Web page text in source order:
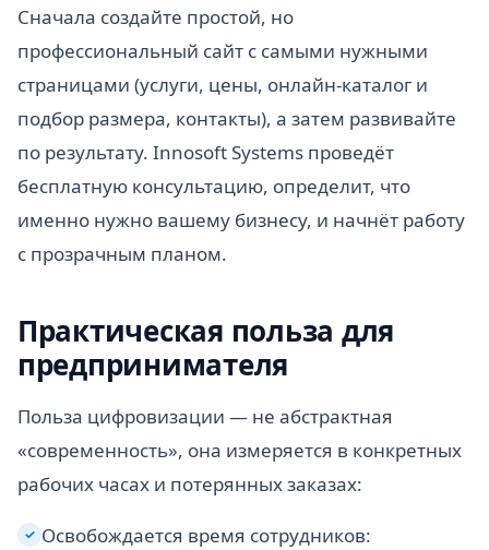
Сначала создайте простой, но
профессиональный сайт с самыми нужными
страницами (услуги, цены, онлайн-каталог и
подбор размера, контакты), а затем развивайте
по результату. Innosoft Systems проведёт
бесплатную консультацию, определит, что
именно нужно вашему бизнесу, и начнёт работу
с прозрачным планом.
Практическая польза для
предпринимателя
Польза цифровизации — не абстрактная
«современность», она измеряется в конкретных
рабочих часах и потерянных заказах:
✓ Освобождается время сотрудников: